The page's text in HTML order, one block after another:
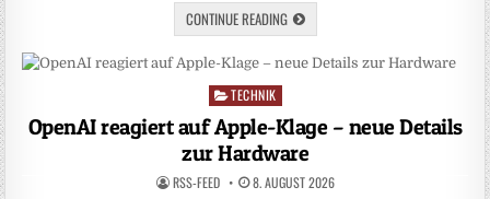
CONTINUE READING
Posted
in
TECHNIK
OpenAI reagiert auf Apple-Klage – neue Details
zur Hardware
RSS-FEED 8. AUGUST 2026